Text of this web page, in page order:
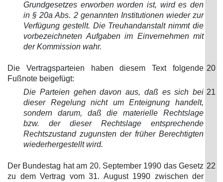
Grundgesetzes erworben worden ist, wird es den
in § 20a Abs. 2 genannten Institutionen wieder zur
Verfügung gestellt. Die Treuhandanstalt nimmt die
vorbezeichneten Aufgaben im Einvernehmen mit
der Kommission wahr.
Die Vertragsparteien haben diesem Text folgende
Fußnote beigefügt:
20
Die Parteien gehen davon aus, daß es sich bei
dieser Regelung nicht um Enteignung handelt,
sondern darum, daß die materielle Rechtslage
bzw. der dieser Rechtslage entsprechende
Rechtszustand zugunsten der früher Berechtigten
wiederhergestellt wird.
21
Der Bundestag hat am 20. September 1990 das Gesetz
zu dem Vertrag vom 31. August 1990 zwischen der
22